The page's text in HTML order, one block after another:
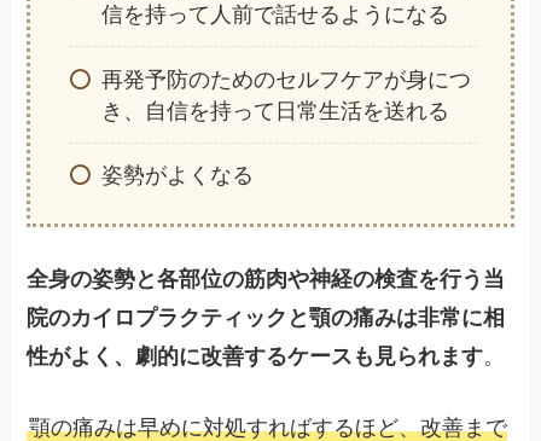
信を持って人前で話せるようになる
再発予防のためのセルフケアが身につ
き、自信を持って日常生活を送れる
姿勢がよくなる
全身の姿勢と各部位の筋肉や神経の検査を行う当
院のカイロプラクティックと顎の痛みは非常に相
性がよく、劇的に改善するケースも見られます。
顎の痛みは早めに対処すればするほど、改善まで